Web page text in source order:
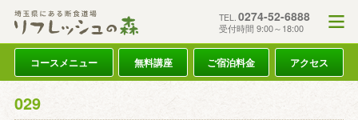
TEL. 0274-52-6888
受付時間 9:00～18:00
コースメニュー 無料講座 ご宿泊料金 アクセス
029